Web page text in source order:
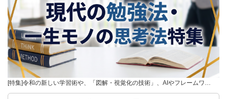
[特集]令和の新しい学習術や、「図解・視覚化の技術」、AIやフレームワ…